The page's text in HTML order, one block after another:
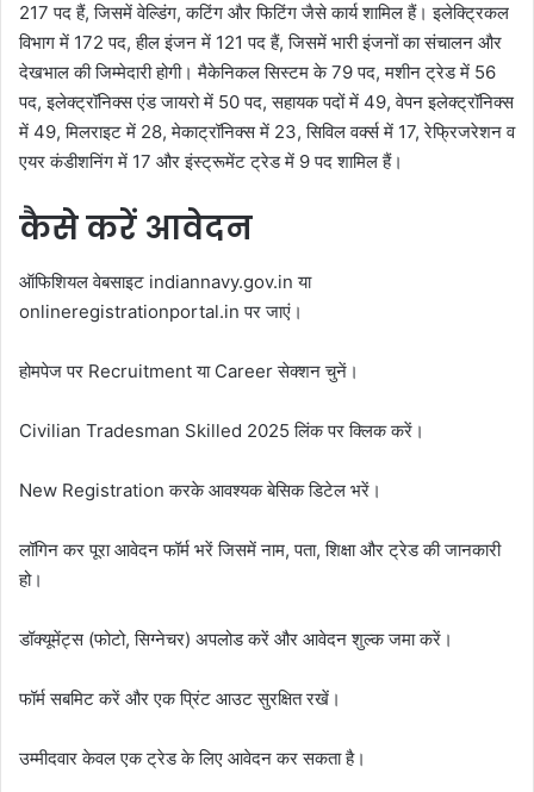
217 पद हैं, जिसमें वेल्डिंग, कटिंग और फिटिंग जैसे कार्य शामिल हैं। इलेक्ट्रिकल
विभाग में 172 पद, हील इंजन में 121 पद हैं, जिसमें भारी इंजनों का संचालन और
देखभाल की जिम्मेदारी होगी। मैकेनिकल सिस्टम के 79 पद, मशीन ट्रेड में 56
पद, इलेक्ट्रॉनिक्स एंड जायरो में 50 पद, सहायक पदों में 49, वेपन इलेक्ट्रॉनिक्स
में 49, मिलराइट में 28, मेकाट्रॉनिक्स में 23, सिविल वर्क्स में 17, रेफ्रिजरेशन व
एयर कंडीशनिंग में 17 और इंस्ट्रूमेंट ट्रेड में 9 पद शामिल हैं।
कैसे करें आवेदन
ऑफिशियल वेबसाइट indiannavy.gov.in या
onlineregistrationportal.in पर जाएं।
होमपेज पर Recruitment या Career सेक्शन चुनें।
Civilian Tradesman Skilled 2025 लिंक पर क्लिक करें।
New Registration करके आवश्यक बेसिक डिटेल भरें।
लॉगिन कर पूरा आवेदन फॉर्म भरें जिसमें नाम, पता, शिक्षा और ट्रेड की जानकारी
हो।
डॉक्यूमेंट्स (फोटो, सिग्नेचर) अपलोड करें और आवेदन शुल्क जमा करें।
फॉर्म सबमिट करें और एक प्रिंट आउट सुरक्षित रखें।
उम्मीदवार केवल एक ट्रेड के लिए आवेदन कर सकता है।